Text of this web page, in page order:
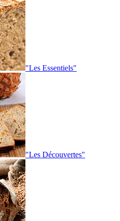
"Les Essentiels"
"Les Découvertes"